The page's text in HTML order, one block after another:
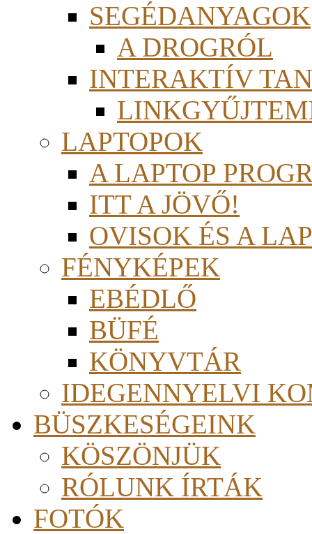
SEGÉDANYAGOK
A DROGRÓL
INTERAKTÍV
LAPTOPOK
A LAPTOP
ITT A JÖVŐ!
OVISOK ÉS A
FÉNYKÉPEK
EBÉDLŐ
BÜFÉ
KÖNYVTÁR
IDEGENNYELVI
BÜSZKESÉGEINK
KÖSZÖNJÜK
RÓLUNK ÍRTÁK
FOTÓK